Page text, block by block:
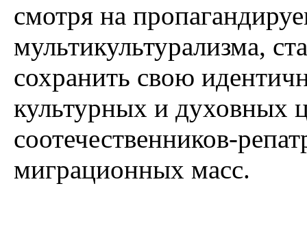
смотря на
мультикультурализма,
сохранить свою
культурных и духовных
соотечественников-
миграционных масс.